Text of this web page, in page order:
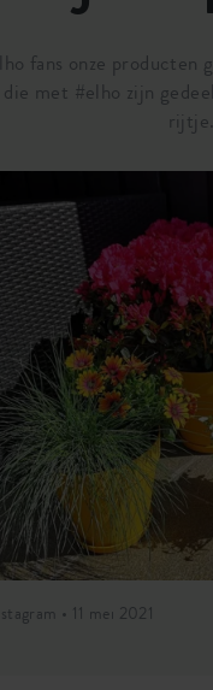
fans onze
met #elho zijn
rijtje.
• 11 mei 2021